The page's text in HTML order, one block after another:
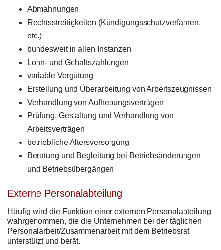
Abmahnungen
Rechtsstreitigkeiten (Kündigungsschutzverfahren,
etc.)
bundesweit in allen Instanzen
Lohn- und Gehaltszahlungen
variable Vergütung
Erstellung und Überarbeitung von Arbeitszeugnissen
Verhandlung von Aufhebungsverträgen
Prüfung, Gestaltung und Verhandlung von
Arbeitsverträgen
betriebliche Altersversorgung
Beratung und Begleitung bei Betriebsänderungen
und Betriebsübergängen
Externe Personalabteilung
Häufig wird die Funktion einer externen Personalabteilung
wahrgenommen, die die Unternehmen bei der täglichen
Personalarbeit/Zusammenarbeit mit dem Betriebsrat
unterstützt und berät.